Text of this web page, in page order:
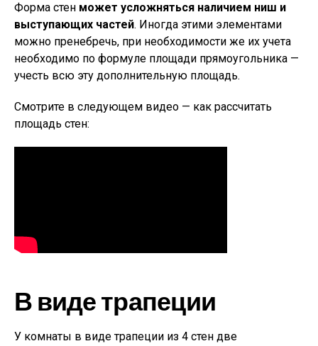
Форма стен может усложняться наличием ниш и
выступающих частей. Иногда этими элементами
можно пренебречь, при необходимости же их учета
необходимо по формуле площади прямоугольника —
учесть всю эту дополнительную площадь.
Смотрите в следующем видео — как рассчитать
площадь стен:
В виде трапеции
У комнаты в виде трапеции из 4 стен две